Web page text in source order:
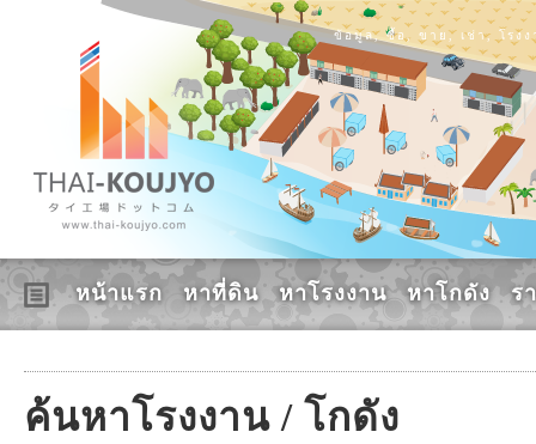
ข้อมูล, ซื้อ, ขาย, เช่า, โรง
หน้าแรก หาที่ดิน หาโรงงาน หาโกดัง ร
ค้นหาโรงงาน / โกดัง